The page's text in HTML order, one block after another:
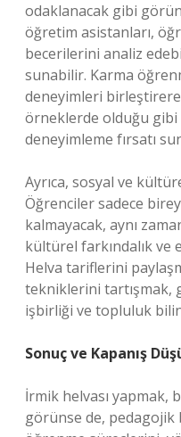
odaklanacak gibi
öğretim asistanları,
becerilerini analiz
sunabilir. Karma
deneyimleri
örneklerde olduğu gibi
deneyimleme fırsatı
Ayrıca, sosyal ve
Öğrenciler sadece
kalmayacak, aynı
kültürel farkındalık
Helva tariflerini
tekniklerini tartışmak,
işbirliği ve topluluk
Sonuç ve Kapanış
İrmik helvası
görünse de, pedagojik